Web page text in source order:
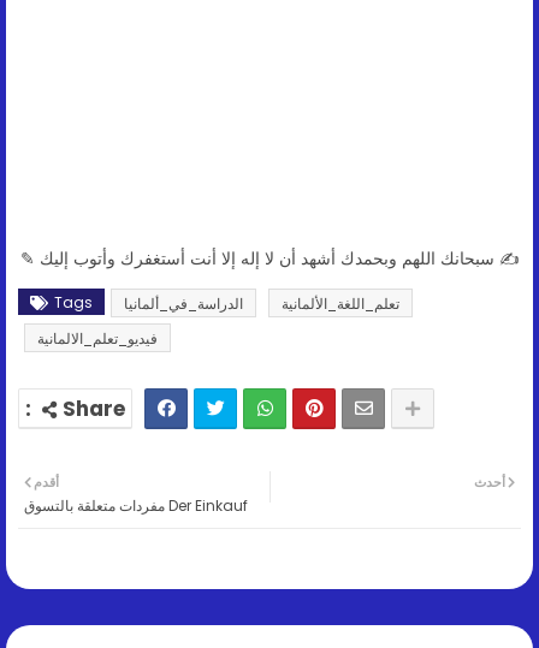
✍ سبحانك اللهم وبحمدك أشهد أن لا إله إلا أنت أستغفرك وأتوب إليك ✎
Tags الدراسة_في_ألمانيا
تعلم_اللغة_الألمانية
فيديو_تعلم_الالمانية
أحدث أقدم
Der Einkauf مفردات متعلقة بالتسوق